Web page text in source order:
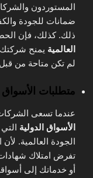
المستوردون
ضمانات للجودة
ذلك. كذلك، فإن
العالمية يمنح شركتك
لم تكن متاحة من
متطلبات الأسواق
عندما تسعى
الأسواق الدولية
الجودة العالمية. لأن
تفرض امتلاك
أو خدماتك إلى